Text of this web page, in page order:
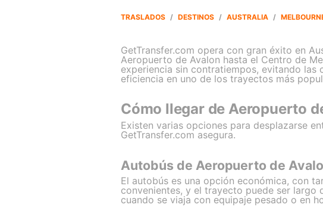
TRASLADOS / DESTINOS / AUSTRALIA /
GetTransfer.com opera con gran éxito en
Aeropuerto de Avalon hasta el Centro de
experiencia sin contratiempos, evitando las
eficiencia en uno de los trayectos más
Cómo llegar de Aeropuerto
Existen varias opciones para desplazarse
GetTransfer.com asegura.
Autobús de Aeropuerto de
El autobús es una opción económica, con
convenientes, y el trayecto puede ser largo
cuando se viaja con equipaje pesado o en